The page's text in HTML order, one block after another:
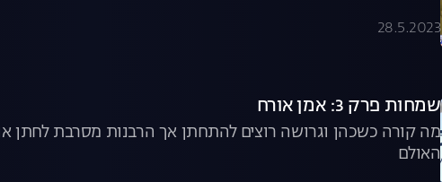
28.5.2023
שמחות פרק 3: אמן אורח
מה קורה כשכהן וגרושה רוצים להתחתן אך הרבנות מסרבת לחתן
האולם